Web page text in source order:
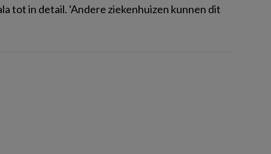
tot in detail. ‘Andere ziekenhuizen kunnen dit